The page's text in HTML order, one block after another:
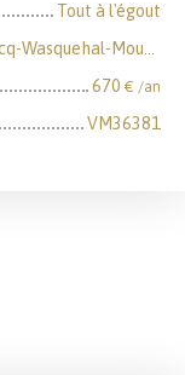
Tout à l'égout
Mouvaux 59420 - Secteur Marcq-Wasquehal-Mouvaux
670 € /an
VM36381